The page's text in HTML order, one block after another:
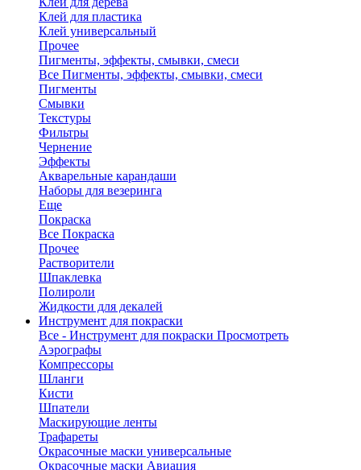
Клей для пластика
Клей универсальный
Прочее
Пигменты, эффекты, смывки, смеси
Все Пигменты, эффекты, смывки, смеси
Пигменты
Смывки
Текстуры
Фильтры
Чернение
Эффекты
Акварельные карандаши
Наборы для везеринга
Еще
Покраска
Все Покраска
Прочее
Растворители
Шпаклевка
Полироли
Жидкости для декалей
Инструмент для покраски
Все - Инструмент для покраски Просмотреть
Аэрографы
Компрессоры
Шланги
Кисти
Шпатели
Маскирующие ленты
Трафареты
Окрасочные маски универсальные
Окрасочные маски Авиация